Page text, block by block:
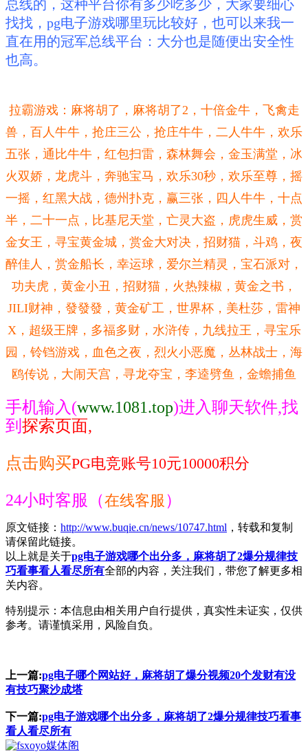
总线的，这种平台你有多少吃多少，大家要细心
找找，pg电子游戏哪里玩比较好，也可以来我一
直在用的冠军总线平台：大分也是随便出安全性
也高。
拉霸游戏：麻将胡了，麻将胡了2，十倍金牛， 飞禽走
兽，百人牛牛， 抢庄三公，抢庄牛牛，二人牛牛，欢乐
五张，通比牛牛， 红包扫雷，森林舞会， 金玉满堂，冰
火双娇， 龙虎斗，奔驰宝马，欢乐30秒，欢乐至尊，摇
一摇，红黑大战， 德州扑克，赢三张，四人牛牛，十点
半，二十一点， 比基尼天堂，亡灵大盗，虎虎生威，赏
金女王，寻宝黄金城，赏金大对决，招财猫，斗鸡，夜
醉佳人，赏金船长，幸运球，爱尔兰精灵，宝石派对，
功夫虎，黄金小丑，招财猫，火热辣椒，黄金之书，
JILI财神，發發發，黄金矿工，世界杯，美杜莎，雷神
X，超级王牌，多福多财，水浒传，九线拉王，寻宝乐
园，铃铛游戏，血色之夜，烈火小恶魔，丛林战士，海
鸥传说， 大闹天宫，寻龙夺宝，李逵劈鱼，金蟾捕鱼
手机输入(www.1081.top)进入聊天软件,找
到 探索页面,
点击购买PG电竞账号10元10000积分
24小时客服（在线客服 ）
原文链接： http://www.buqie.cn/news/10747.html ，转载和复制
请保留此链接。
以上就是关于pg电子游戏哪个出分多，麻将胡了2爆分规律技
巧看事看人看尽所有全部的内容，关注我们，带您了解更多相
关内容。
特别提示：本信息由相关用户自行提供，真实性未证实，仅供
参考。请谨慎采用，风险自负。
上一篇:pg电子哪个网站好，麻将胡了爆分视频20个发财有没
有技巧聚沙成塔
下一篇:pg电子游戏哪个出分多，麻将胡了2爆分规律技巧看事
看人看尽所有
媒体阁